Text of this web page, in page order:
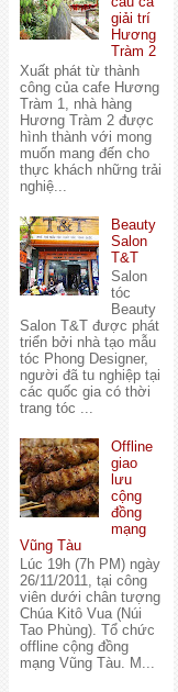
giải trí
Hương
Tràm 2
Xuất phát từ thành
công của cafe Hương
Tràm 1, nhà hàng
Hương Tràm 2 được
hình thành với mong
muốn mang đến cho
thực khách những trải
nghiệ...
Beauty
Salon
T&T
Salon
tóc
Beauty
Salon T&T được phát
triển bởi nhà tạo mẫu
tóc Phong Designer,
người đã tu nghiệp tại
các quốc gia có thời
trang tóc ...
Offline
giao
lưu
cộng
đồng
mạng
Vũng Tàu
Lúc 19h (7h PM) ngày
26/11/2011, tại công
viên dưới chân tượng
Chúa Kitô Vua (Núi
Tao Phùng). Tổ chức
offline cộng đồng
mạng Vũng Tàu. M...